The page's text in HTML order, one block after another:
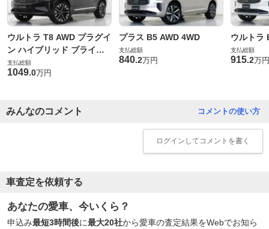
ウルトラ T8 AWD プラグイ
ン ハイブリッド ブライト
エディション 4WD
支払総額
1049.0万円
プラス B5 AWD 4WD
支払総額
840.2万円
ウルトラ
支払総額
915.2万円
コメントの使い方
みんなのコメント
ログイン してコメントを書く
車査定を依頼する
あなたの愛車、今いくら？
申込み最短3時間後に最大20社から愛車の査定結果をWebでお知ら